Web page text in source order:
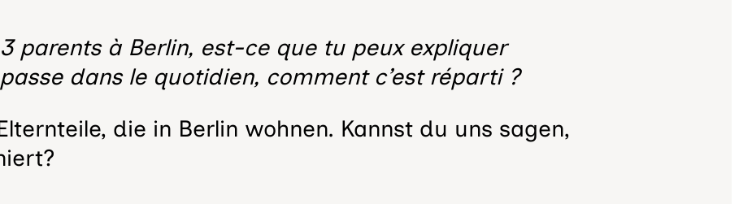
parents à Berlin, est-ce que tu peux expliquer
dans le quotidien, comment c’est réparti ?
die in Berlin wohnen. Kannst du uns sagen,